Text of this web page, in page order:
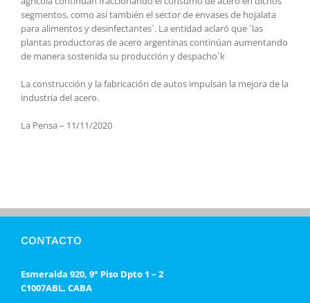
segmentos, como así también el sector de envases de hojalata
para alimentos y desinfectantes`. La entidad aclaró que `las
plantas productoras de acero argentinas continúan aumentando
de manera sostenida su producción y despacho`k
La construcción y la fabricación de autos impulsan la mejora de la
industria del acero.
La Pensa – 11/11/2020
CONTACTO
Esmeralda 920, 9° Piso Dpto 1 – 2
C1007ABL, CABA